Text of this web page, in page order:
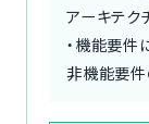
アーキテク
・機能要件
非機能要